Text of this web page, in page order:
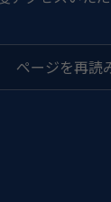
ページを再読